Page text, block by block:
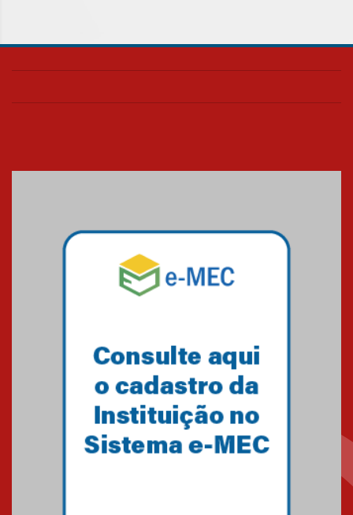
realizará nova edição da Feira
04.08.2026
Mackenzie recepciona os
calouros do segundo semestre
Como o Colégio Mackenzie
Brasília prepara seus
estudantes para o PAS antes
mesmo do Ensino Médio